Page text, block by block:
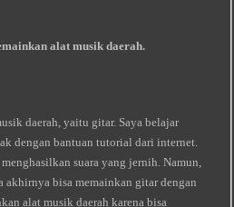
alat musik daerah.
daerah, yaitu gitar. Saya belajar
dengan bantuan tutorial dari internet.
suara yang jernih. Namun,
akhirnya bisa memainkan gitar dengan
alat musik daerah karena bisa